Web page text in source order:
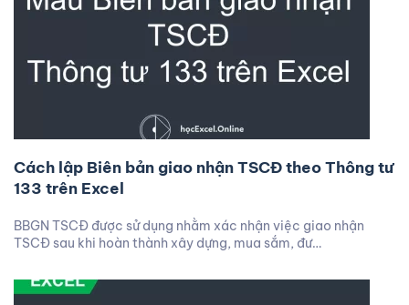
Cách lập Biên bản giao nhận TSCĐ theo Thông tư
133 trên Excel
BBGN TSCĐ được sử dụng nhằm xác nhận việc giao nhận
TSCĐ sau khi hoàn thành xây dựng, mua sắm, đư…